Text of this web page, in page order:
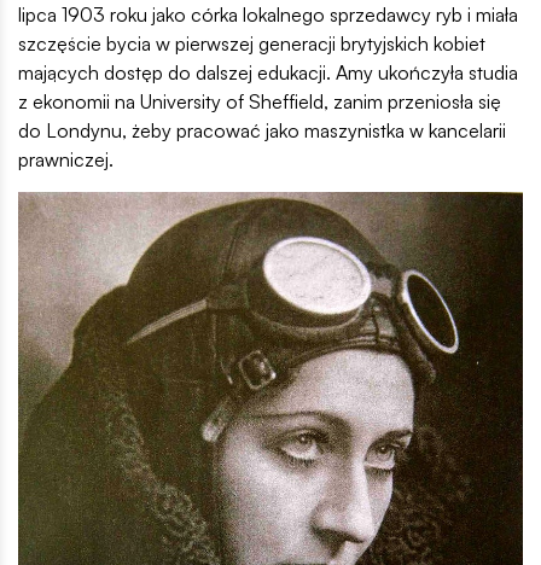
lipca 1903 roku jako córka lokalnego sprzedawcy ryb i miała
szczęście bycia w pierwszej generacji brytyjskich kobiet
mających dostęp do dalszej edukacji. Amy ukończyła studia
z ekonomii na University of Sheffield, zanim przeniosła się
do Londynu, żeby pracować jako maszynistka w kancelarii
prawniczej.